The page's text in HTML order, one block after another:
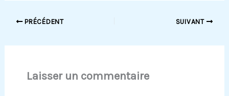
PRÉCÉDENT SUIVANT
Laisser un commentaire